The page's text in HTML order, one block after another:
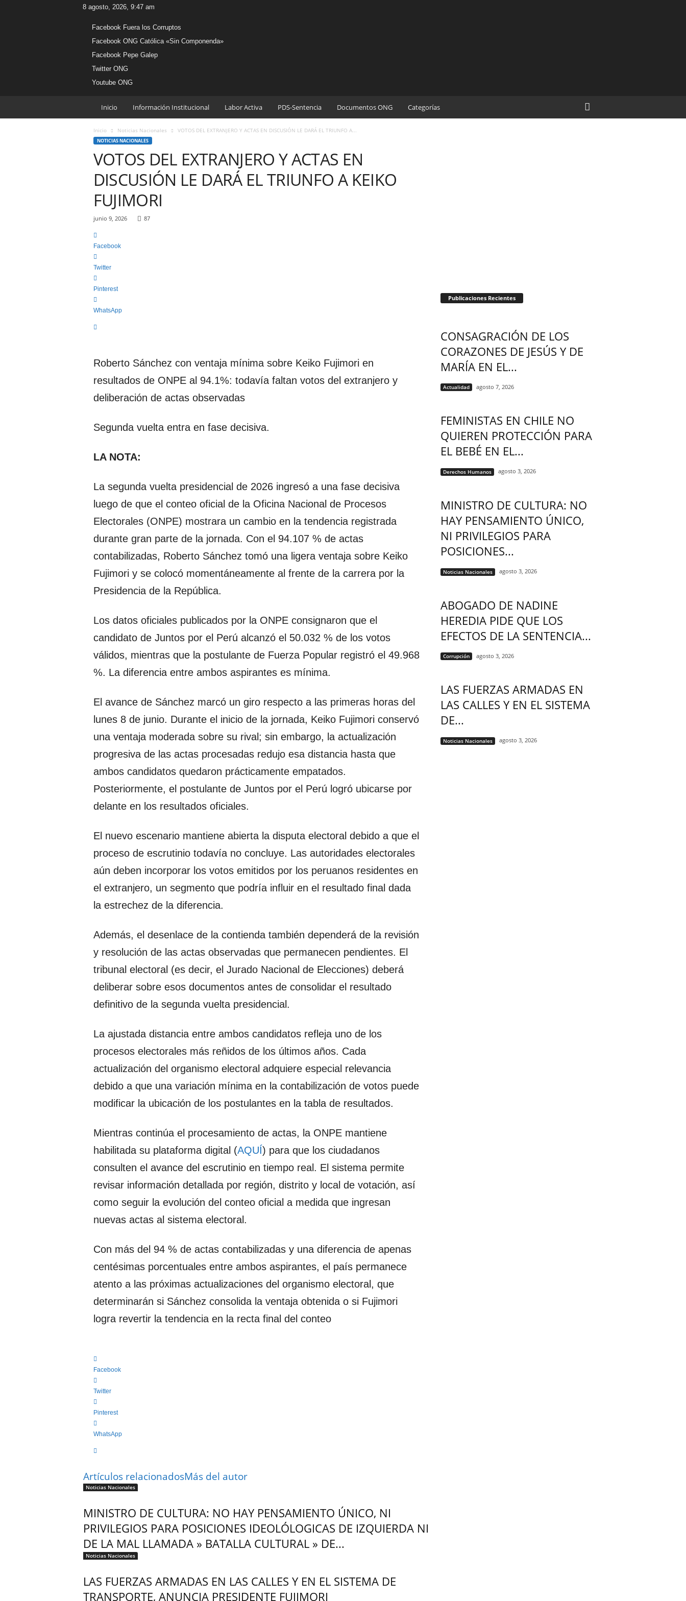
8 agosto, 2026, 9:47 am
Facebook Fuera los Corruptos
Facebook ONG Católica «Sin Componenda»
Facebook Pepe Galep
Twitter ONG
Youtube ONG
Inicio Información Institucional Labor Activa PDS-Sentencia Documentos ONG Categorías
Inicio Noticias Nacionales VOTOS DEL EXTRANJERO Y ACTAS EN DISCUSIÓN LE DARÁ EL TRIUNFO A...
NOTICIAS NACIONALES
VOTOS DEL EXTRANJERO Y ACTAS EN
DISCUSIÓN LE DARÁ EL TRIUNFO A KEIKO
FUJIMORI
junio 9, 2026 87
Facebook
Twitter
Pinterest
WhatsApp
Roberto Sánchez con ventaja mínima sobre Keiko Fujimori en
resultados de ONPE al 94.1%: todavía faltan votos del extranjero y
deliberación de actas observadas
Segunda vuelta entra en fase decisiva.
LA NOTA:
La segunda vuelta presidencial de 2026 ingresó a una fase decisiva
luego de que el conteo oficial de la Oficina Nacional de Procesos
Electorales (ONPE) mostrara un cambio en la tendencia registrada
durante gran parte de la jornada. Con el 94.107 % de actas
contabilizadas, Roberto Sánchez tomó una ligera ventaja sobre Keiko
Fujimori y se colocó momentáneamente al frente de la carrera por la
Presidencia de la República.
Los datos oficiales publicados por la ONPE consignaron que el
candidato de Juntos por el Perú alcanzó el 50.032 % de los votos
válidos, mientras que la postulante de Fuerza Popular registró el 49.968
%. La diferencia entre ambos aspirantes es mínima.
El avance de Sánchez marcó un giro respecto a las primeras horas del
lunes 8 de junio. Durante el inicio de la jornada, Keiko Fujimori conservó
una ventaja moderada sobre su rival; sin embargo, la actualización
progresiva de las actas procesadas redujo esa distancia hasta que
ambos candidatos quedaron prácticamente empatados.
Posteriormente, el postulante de Juntos por el Perú logró ubicarse por
delante en los resultados oficiales.
El nuevo escenario mantiene abierta la disputa electoral debido a que el
proceso de escrutinio todavía no concluye. Las autoridades electorales
aún deben incorporar los votos emitidos por los peruanos residentes en
el extranjero, un segmento que podría influir en el resultado final dada
la estrechez de la diferencia.
Además, el desenlace de la contienda también dependerá de la revisión
y resolución de las actas observadas que permanecen pendientes. El
tribunal electoral (es decir, el Jurado Nacional de Elecciones) deberá
deliberar sobre esos documentos antes de consolidar el resultado
definitivo de la segunda vuelta presidencial.
La ajustada distancia entre ambos candidatos refleja uno de los
procesos electorales más reñidos de los últimos años. Cada
actualización del organismo electoral adquiere especial relevancia
debido a que una variación mínima en la contabilización de votos puede
modificar la ubicación de los postulantes en la tabla de resultados.
Mientras continúa el procesamiento de actas, la ONPE mantiene
habilitada su plataforma digital (AQUÍ) para que los ciudadanos
consulten el avance del escrutinio en tiempo real. El sistema permite
revisar información detallada por región, distrito y local de votación, así
como seguir la evolución del conteo oficial a medida que ingresan
nuevas actas al sistema electoral.
Con más del 94 % de actas contabilizadas y una diferencia de apenas
centésimas porcentuales entre ambos aspirantes, el país permanece
atento a las próximas actualizaciones del organismo electoral, que
determinarán si Sánchez consolida la ventaja obtenida o si Fujimori
logra revertir la tendencia en la recta final del conteo
Facebook
Twitter
Pinterest
WhatsApp
Artículos relacionadosMás del autor
Noticias Nacionales
MINISTRO DE CULTURA: NO HAY PENSAMIENTO ÚNICO, NI
PRIVILEGIOS PARA POSICIONES IDEOLÓLOGICAS DE IZQUIERDA NI
DE LA MAL LLAMADA » BATALLA CULTURAL » DE...
Noticias Nacionales
LAS FUERZAS ARMADAS EN LAS CALLES Y EN EL SISTEMA DE
TRANSPORTE, ANUNCIA PRESIDENTE FUJIMORI
Publicaciones Recientes
CONSAGRACIÓN DE LOS
CORAZONES DE JESÚS Y DE
MARÍA EN EL...
Actualidad agosto 7, 2026
FEMINISTAS EN CHILE NO
QUIEREN PROTECCIÓN PARA
EL BEBÉ EN EL...
Derechos Humanos agosto 3, 2026
MINISTRO DE CULTURA: NO
HAY PENSAMIENTO ÚNICO,
NI PRIVILEGIOS PARA
POSICIONES...
Noticias Nacionales agosto 3, 2026
ABOGADO DE NADINE
HEREDIA PIDE QUE LOS
EFECTOS DE LA SENTENCIA...
Corrupción agosto 3, 2026
LAS FUERZAS ARMADAS EN
LAS CALLES Y EN EL SISTEMA
DE...
Noticias Nacionales agosto 3, 2026